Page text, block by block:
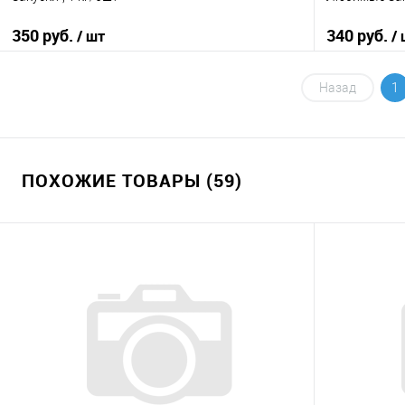
350 руб. / шт
Купить в 1 клик
К сравнению
340 руб. /
Купить в 1
Назад 1
ПОХОЖИЕ ТОВАРЫ (59)